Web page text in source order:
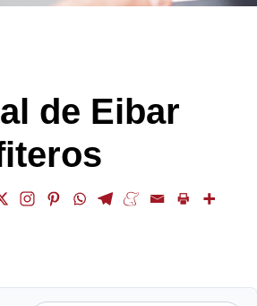
de Eibar